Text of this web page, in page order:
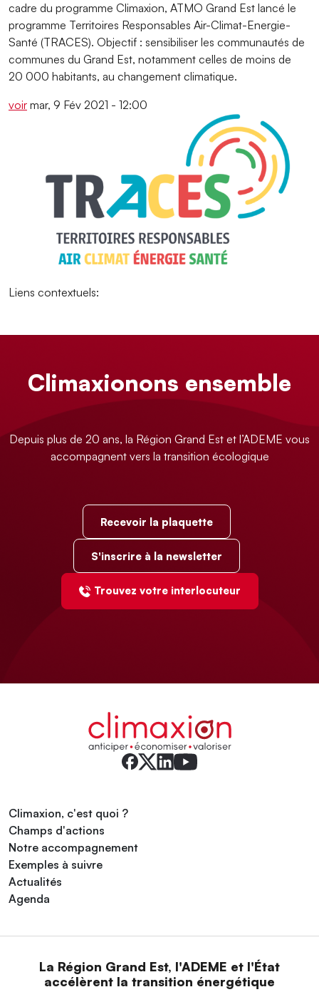
cadre du programme Climaxion, ATMO Grand Est lancé le
programme Territoires Responsables Air-Climat-Energie-
Santé (TRACES). Objectif : sensibiliser les communautés de
communes du Grand Est, notamment celles de moins de
20 000 habitants, au changement climatique.
voir mar, 9 Fév 2021 - 12:00
Liens contextuels:
Climaxionons ensemble
Depuis plus de 20 ans, la Région Grand Est et l’ADEME vous
accompagnent vers la transition écologique
Recevoir la plaquette
S'inscrire à la newsletter
Trouvez votre interlocuteur
Climaxion, c'est quoi ?
Champs d'actions
Notre accompagnement
Exemples à suivre
Actualités
Agenda
La Région Grand Est, l'ADEME et l'État
accélèrent la transition énergétique